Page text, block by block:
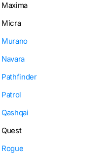
Maxima
Micra
Murano
Navara
Pathfinder
Patrol
Qashqai
Quest
Rogue